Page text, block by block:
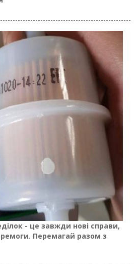
- це завжди нові справи,
Перемагай разом з